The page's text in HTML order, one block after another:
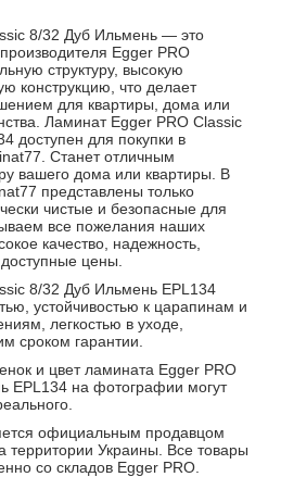
8/32 Дуб Ильмень — это
Egger PRO
структуру, высокую
конструкцию, что делает
для квартиры, дома или
Ламинат Egger PRO Classic
доступен для покупки в
Станет отличным
вашего дома или квартиры. В
представлены только
чистые и безопасные для
все пожелания наших
качество, надежность,
цены.
8/32 Дуб Ильмень EPL134
устойчивостью к царапинам и
легкостью в уходе,
сроком гарантии.
и цвет ламината Egger PRO
EPL134 на фотографии могут
официальным продавцом
территории Украины. Все товары
со складов Egger PRO.